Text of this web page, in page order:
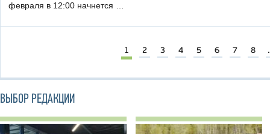
февраля в 12:00 начнется …
1 2 3 4 5 6 7 8
ВЫБОР РЕДАКЦИИ